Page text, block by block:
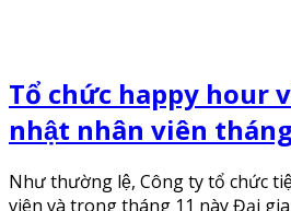
Tổ chức happy hour
nhật nhân viên
Như thường lệ, Công ty tổ chức
viên và trong tháng 11 này Đại